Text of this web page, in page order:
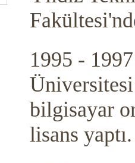
1995 -
bilgisayar
lisans yaptı.